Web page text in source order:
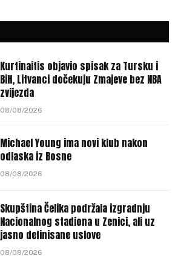
Kurtinaitis objavio spisak za Tursku i
BiH, Litvanci dočekuju Zmajeve bez NBA
zvijezda
08/08/2026
Michael Young ima novi klub nakon
odlaska iz Bosne
08/08/2026
Skupština Čelika podržala izgradnju
Nacionalnog stadiona u Zenici, ali uz
jasno definisane uslove
08/08/2026